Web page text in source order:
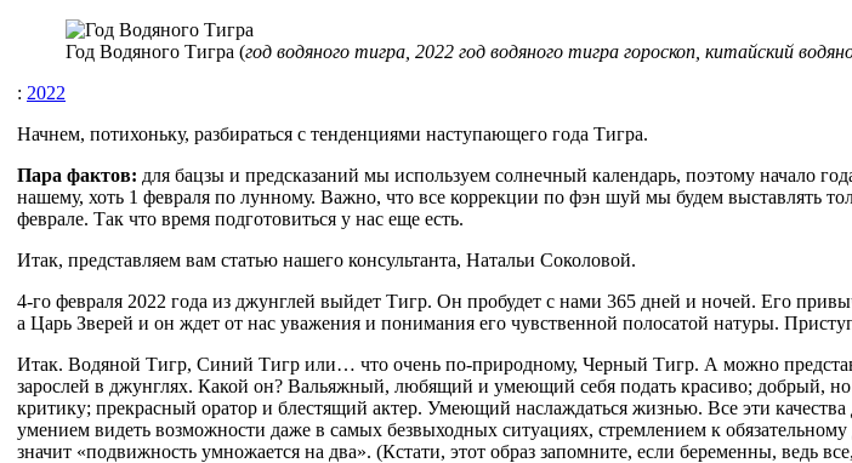
Год Водяного Тигра (год водяного тигра, 2022 год водяного тигра гороскоп, китайский
: 2022
Начнем, потихоньку, разбираться с тенденциями наступающего года Тигра.
Пара фактов: для бацзы и предсказаний мы используем солнечный календарь, поэтому начало
нашему, хоть 1 февраля по лунному. Важно, что все коррекции по фэн шуй мы будем выставлять
феврале. Так что время подготовиться у нас еще есть.
Итак, представляем вам статью нашего консультанта, Натальи Соколовой.
4-го февраля 2022 года из джунглей выйдет Тигр. Он пробудет с нами 365 дней и ночей. Его
а Царь Зверей и он ждет от нас уважения и понимания его чувственной полосатой натуры.
Итак. Водяной Тигр, Синий Тигр или… что очень по-природному, Черный Тигр. А можно
зарослей в джунглях. Какой он? Вальяжный, любящий и умеющий себя подать красиво;
критику; прекрасный оратор и блестящий актер. Умеющий наслаждаться жизнью. Все эти
умением видеть возможности даже в самых безвыходных ситуациях, стремлением к
значит «подвижность умножается на два». (Кстати, этот образ запомните, если беременны, ведь